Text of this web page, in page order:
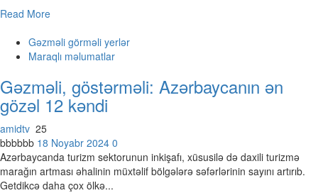
Read More
Gəzməli görməli yerlər
Maraqlı məlumatlar
Gəzməli, göstərməli: Azərbaycanın ən
gözəl 12 kəndi
amidtv 25
bbbbbb 18 Noyabr 2024 0
Azərbaycanda turizm sektorunun inkişafı, xüsusilə də daxili turizmə
marağın artması əhalinin müxtəlif bölgələrə səfərlərinin sayını artırıb.
Getdikcə daha çox ölkə...